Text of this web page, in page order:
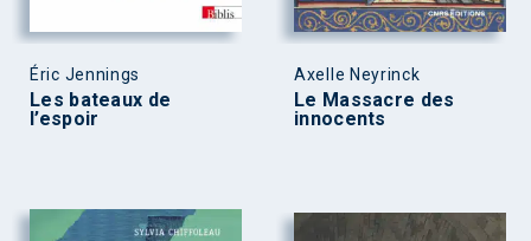
Éric Jennings
Les bateaux de
l’espoir
Axelle Neyrinck
Le Massacre des
innocents